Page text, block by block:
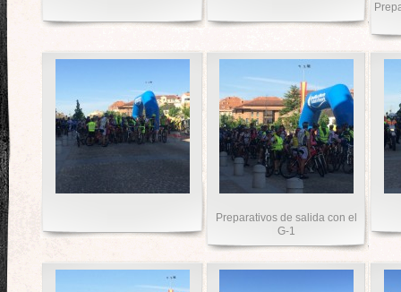
Preparativos de salida con el
G-1